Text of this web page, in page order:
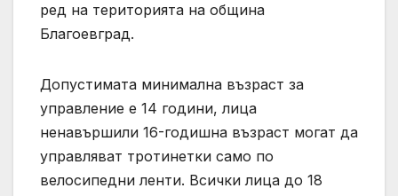
ред на територията на община
Благоевград.
Допустимата минимална възраст за
управление е 14 години, лица
ненавършили 16-годишна възраст могат да
управляват тротинетки само по
велосипедни ленти. Всички лица до 18